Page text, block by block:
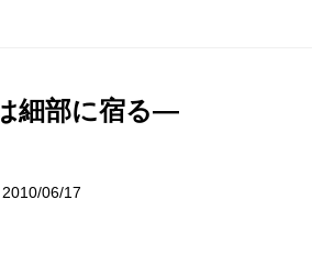
細部に宿る―
06/17